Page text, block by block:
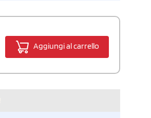
Aggiungi al carrello